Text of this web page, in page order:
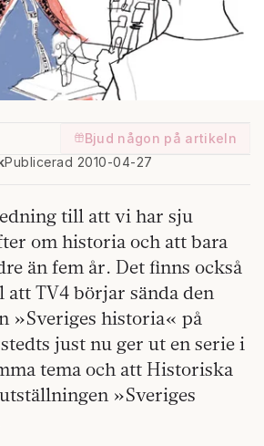
Bjud någon på artikeln
Publicerad 2010-04-27
till att vi har sju
om historia och att bara
än fem år. Det finns också
TV4 börjar sända den
»Sveriges historia« på
just nu ger ut en serie i
tema och att Historiska
»Sveriges